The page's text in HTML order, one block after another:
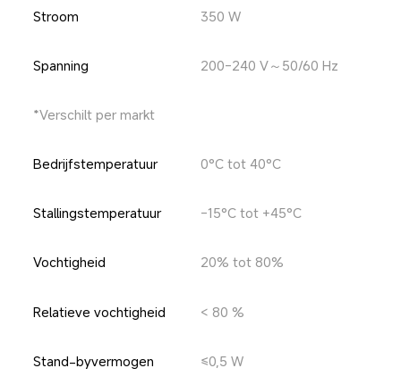
Stroom 350 W
Spanning 200-240 V～50/60 Hz
*Verschilt per markt
Bedrijfstemperatuur 0°C tot 40°C
Stallingstemperatuur -15°C tot +45°C
Vochtigheid 20% tot 80%
Relatieve vochtigheid < 80 %
Stand-byvermogen ≤0,5 W